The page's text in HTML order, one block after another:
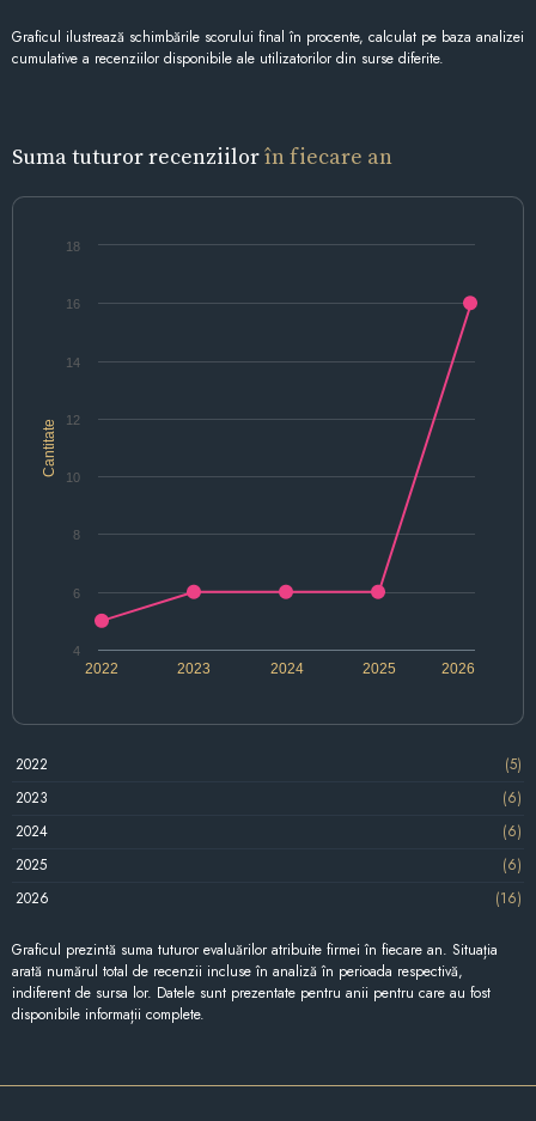
Graficul ilustrează schimbările scorului final în procente, calculat pe baza analizei
cumulative a recenziilor disponibile ale utilizatorilor din surse diferite.
Suma tuturor recenziilorîn fiecare an
Cantitate
2022 2024 2026
2023 2025
4
6
8
10
12
14
16
18
2022
(5)
2023
(6)
2024
(6)
2025
(6)
2026
(16)
Graficul prezintă suma tuturor evaluărilor atribuite firmei în fiecare an. Situația
arată numărul total de recenzii incluse în analiză în perioada respectivă,
indiferent de sursa lor. Datele sunt prezentate pentru anii pentru care au fost
disponibile informații complete.